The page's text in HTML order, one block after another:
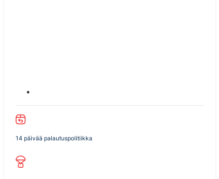
14 päivää palautuspolitiikka